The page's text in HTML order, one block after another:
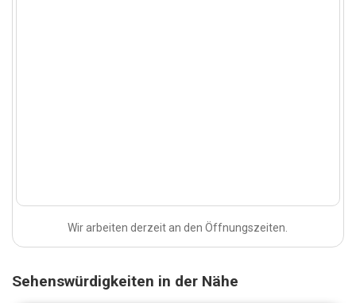
Wir arbeiten derzeit an den Öffnungszeiten.
Sehenswürdigkeiten in der Nähe